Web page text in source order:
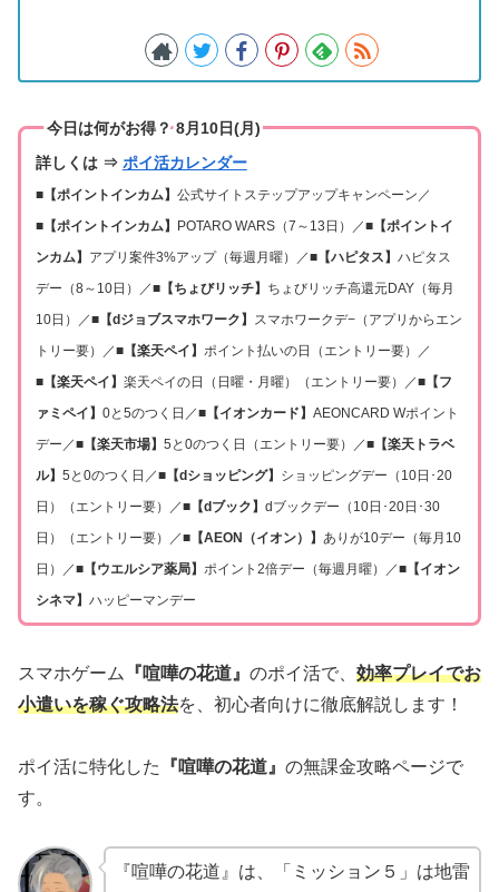
今日は何がお得？ 8月10日(月)
詳しくは ⇒ ポイ活カレンダー
■【ポイントインカム】 公式サイトステップアップキャンペーン／
■【ポイントインカム】
POTARO WARS（7～13日）／■【ポイントイ
ンカム】 アプリ案件3%アップ（毎週月曜）／■【ハピタス】 ハピタス
デー（8～10日）／■【ちょびリッチ】 ちょびリッチ高還元DAY（毎月
10日）／■【dジョブスマホワーク】 スマホワークデ−（アプリからエン
トリー要）／■【楽天ペイ】 ポイント払いの日（エントリー要）／
■【楽天ペイ】 楽天ペイの日（日曜・月曜）（エントリー要）／■【フ
ァミペイ】 0と5のつく日／■【イオンカード】 AEONCARD Wポイント
デー／■【楽天市場】 5と0のつく日（エントリー要）／■【楽天トラベ
ル】 5と0のつく日／■【dショッピング】 ショッピングデー（10日･20
日）（エントリー要）／■【dブック】 dブックデー（10日･20日･30
日）（エントリー要）／■【AEON（イオン）】 ありが10デー（毎月10
日）／■【ウエルシア薬局】 ポイント2倍デー（毎週月曜）／■【イオン
シネマ】 ハッピーマンデー
スマホゲーム 『喧嘩の花道 』 のポイ活で、 効率プレイでお
小遣いを稼ぐ攻略法を、初心者向けに徹底解説します！
ポイ活に特化した 『喧嘩の花道』 の無課金攻略ページで
す。
『喧嘩の花道』は、「ミッション５」は地雷